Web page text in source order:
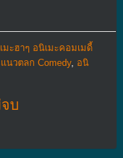
มะฮาๆ อนิเมะคอมเมดี้
นวตลก Comedy, อนิ
บ